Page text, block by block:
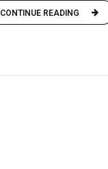
CONTINUE READING